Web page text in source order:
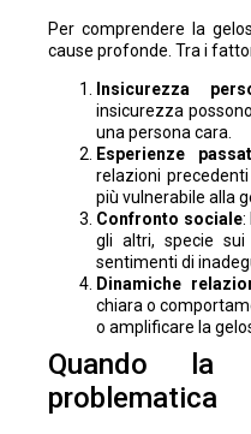
Per comprendere la
cause profonde. Tra i
Insicurezza
insicurezza
una persona cara.
Esperienze
relazioni
più vulnerabile alla
Confronto sociale:
gli altri, specie sui
sentimenti di
Dinamiche
chiara o
o amplificare la
Quando la
problematica